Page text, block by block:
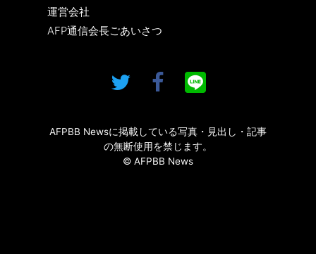
運営会社
AFP通信会長ごあいさつ
AFPBB Newsに掲載している写真・見出し・記事
の無断使用を禁じます。
© AFPBB News